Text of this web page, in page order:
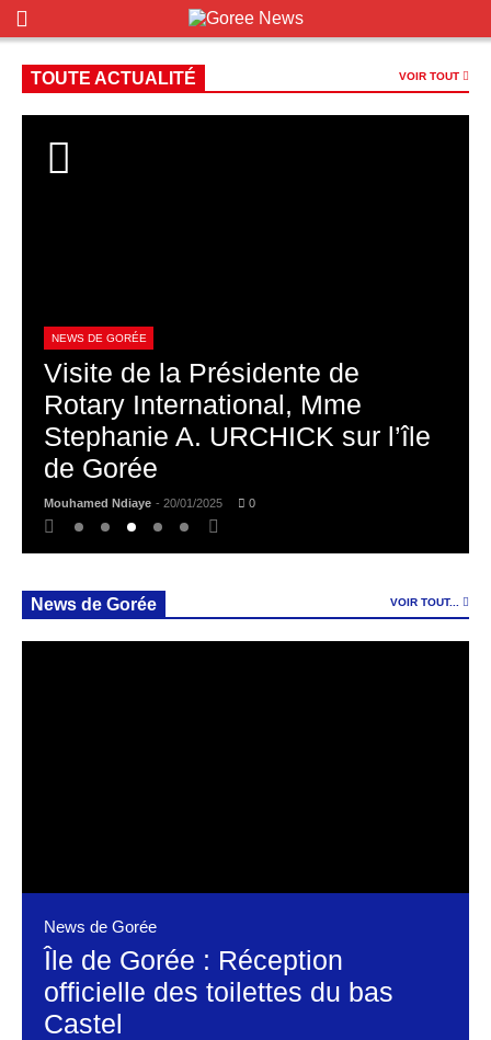
TOUTE ACTUALITÉ VOIR TOUT
NEWS DE GORÉE
Visite de la Présidente de
Rotary International, Mme
Stephanie A. URCHICK sur l’île
de Gorée
Mouhamed Ndiaye - 20/01/2025 0
News de Gorée VOIR TOUT...
News de Gorée
Île de Gorée : Réception
officielle des toilettes du bas
Castel